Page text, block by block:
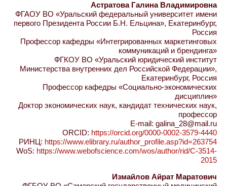
Астратова Галина Владимировна
ФГАОУ ВО «Уральский федеральный университет имени
первого Президента России Б.Н. Ельцина», Екатеринбург,
Россия
Профессор кафедры «Интегрированных маркетинговых
коммуникаций и брендинга»
ФГКОУ ВО «Уральский юридический институт
Министерства внутренних дел Российской Федерации»,
Екатеринбург, Россия
Профессор кафедры «Социально-экономических
дисциплин»
Доктор экономических наук, кандидат технических наук,
профессор
E-mail: galina_28@mail.ru
ORCID: https://orcid.org/0000-0002-3579-4440
РИНЦ: https://www.elibrary.ru/author_profile.asp?id=263754
WoS: https://www.webofscience.com/wos/author/rid/C-3514-
2015
Измайлов Айрат Маратович